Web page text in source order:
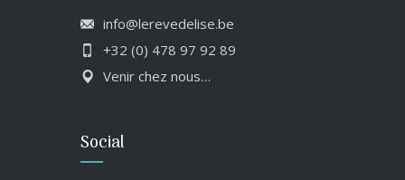
info@lerevedelise.be
+32 (0) 478 97 92 89
Venir chez nous…
Social